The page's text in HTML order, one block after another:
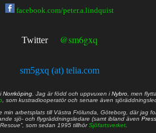
facebook.com/peter.a.lindquist
Twitter @sm6gxq
sm5gxq (at) telia.com
Norrköping . Jag är född och uppvuxen iNybro , men
, som kustradiooperatör och senare även
min arbetsplats till Västra Frölunda, Göteborg, där jag
sjö- och flygräddningsledare (samt ibland även
Rescue”, som sedan 1995 tillhörSjöfartsverket